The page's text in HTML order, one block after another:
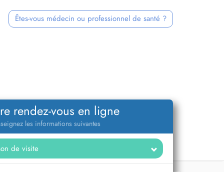
Êtes-vous médecin ou professionnel de santé ?
rendez-vous en ligne
les informations suivantes